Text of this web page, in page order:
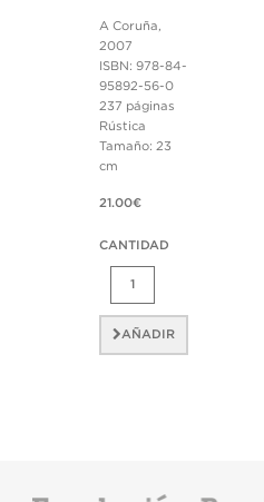
A Coruña,
2007
ISBN: 978-84-
95892-56-0
237 páginas
Rústica
Tamaño: 23
cm
21.00€
CANTIDAD
AÑADIR